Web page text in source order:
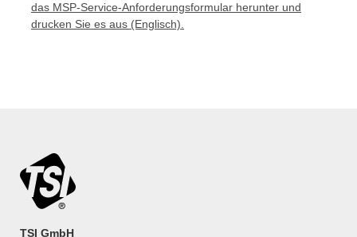
das MSP-Service-Anforderungsformular herunter und
drucken Sie es aus (Englisch).
TSI GmbH